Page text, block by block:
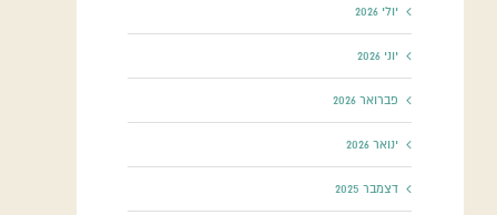
יולי 2026
יוני 2026
פברואר 2026
ינואר 2026
דצמבר 2025